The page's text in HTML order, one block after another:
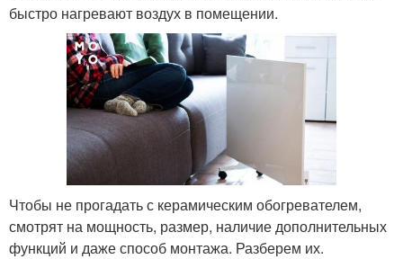
быстро нагревают воздух в помещении.
Чтобы не прогадать с керамическим обогревателем,
смотрят на мощность, размер, наличие дополнительных
функций и даже способ монтажа. Разберем их.